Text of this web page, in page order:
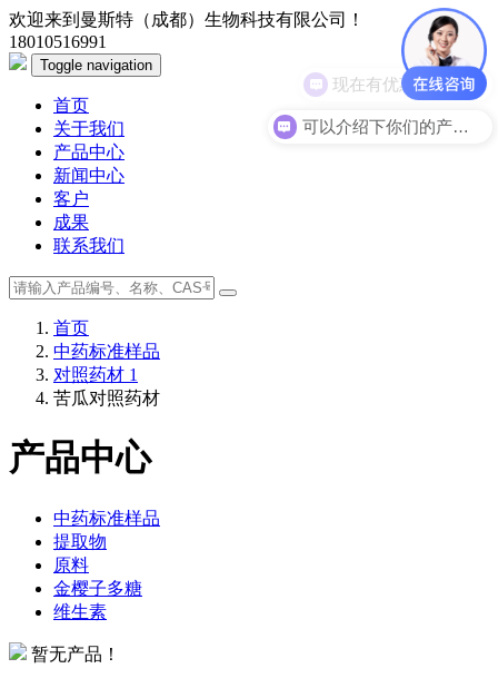
欢迎来到曼斯特（成都）生物科技有限公司！
18010516991
Toggle navigation
首页
关于我们
产品中心
新闻中心
客户
成果
联系我们
首页
中药标准样品
对照药材 1
苦瓜对照药材
产品中心
中药标准样品
提取物
原料
金樱子多糖
维生素
暂无产品！
可以介绍下你们的产品么？
现在有优惠活动么？